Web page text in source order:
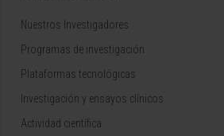
Nuestros Investigadores
Programas de investigación
Plataformas tecnológicas
Investigación y ensayos clínicos
Actividad científica